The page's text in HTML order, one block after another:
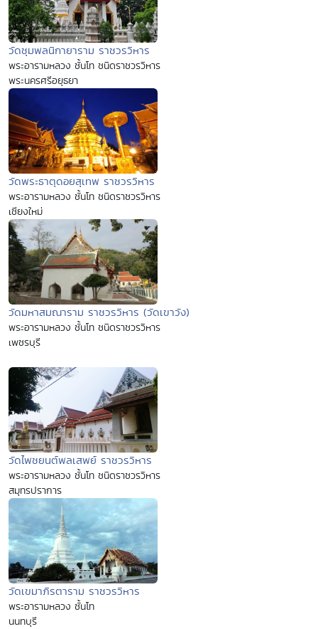
วัดชุมพลนิกายาราม ราชวรวิหาร
พระอารามหลวง ชั้นโท ชนิดราชวรวิหาร
พระนครศรีอยุธยา
วัดพระธาตุดอยสุเทพ ราชวรวิหาร
พระอารามหลวง ชั้นโท ชนิดราชวรวิหาร
เชียงใหม่
วัดมหาสมณาราม ราชวรวิหาร (วัดเขาวัง)
พระอารามหลวง ชั้นโท ชนิดราชวรวิหาร
เพชรบุรี
วัดไพชยนต์พลเสพย์ ราชวรวิหาร
พระอารามหลวง ชั้นโท ชนิดราชวรวิหาร
สมุทรปราการ
วัดเขมาภิรตาราม ราชวรวิหาร
พระอารามหลวง ชั้นโท
นนทบุรี